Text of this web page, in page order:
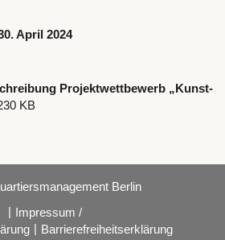
April 2024
Projektwettbewerb „Kunst-
KB
Berlin
| Impressum /
| Barrierefreiheitserklärung